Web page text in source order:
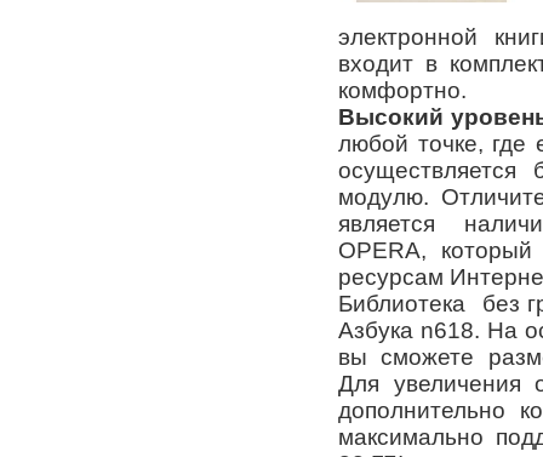
электронной
входит в
комфортно.
Высокий
любой точке, где
осуществляется
модулю.
является
OPERA,
ресурсам
Библиотека без
Азбука n618. На
вы сможете
Для увеличения
дополнительно
максимально